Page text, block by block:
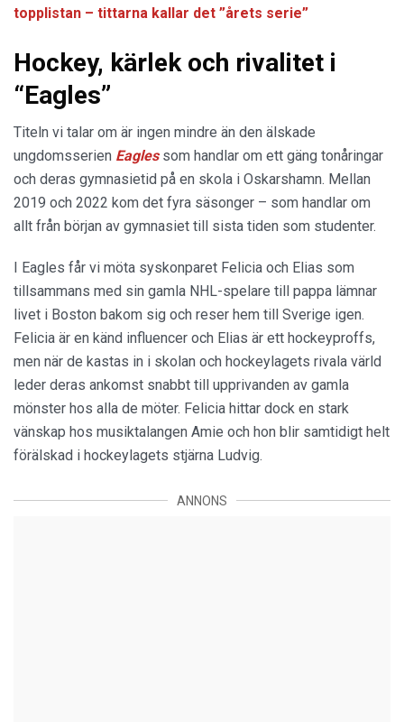
topplistan – tittarna kallar det ”årets serie”
Hockey, kärlek och rivalitet i
“Eagles”
Titeln vi talar om är ingen mindre än den älskade
ungdomsserien Eaglessom handlar om ett gäng tonåringar
och deras gymnasietid på en skola i Oskarshamn. Mellan
2019 och 2022 kom det fyra säsonger – som handlar om
allt från början av gymnasiet till sista tiden som studenter.
I Eagles får vi möta syskonparet Felicia och Elias som
tillsammans med sin gamla NHL-spelare till pappa lämnar
livet i Boston bakom sig och reser hem till Sverige igen.
Felicia är en känd influencer och Elias är ett hockeyproffs,
men när de kastas in i skolan och hockeylagets rivala värld
leder deras ankomst snabbt till upprivanden av gamla
mönster hos alla de möter. Felicia hittar dock en stark
vänskap hos musiktalangen Amie och hon blir samtidigt helt
förälskad i hockeylagets stjärna Ludvig.
ANNONS